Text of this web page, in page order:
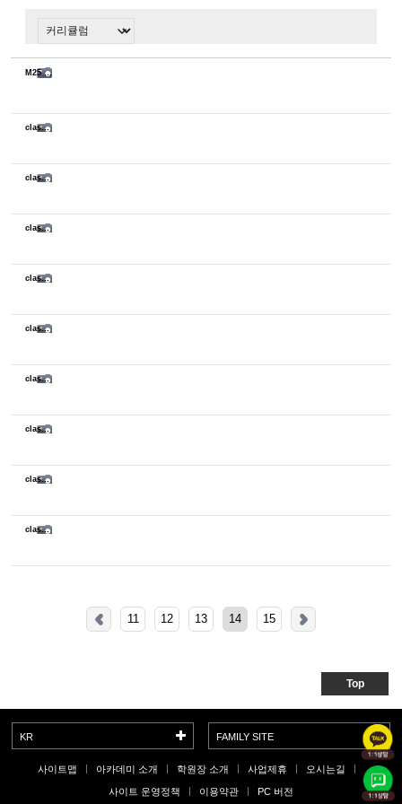
M25 종강식
class sketch
class sketch
class sketch
class sketch
class sketch
class sketch
class sketch
class sketch
class sketch
11 12 13 14 15
Top
KR FAMILY SITE
사이트맵 아카데미 소개 학원장 소개 사업제휴 오시는길
사이트 운영정책 이용약관 PC 버전